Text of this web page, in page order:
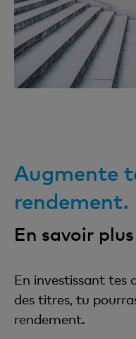
Augmente
rendement.
En savoir plus
En investissant tes
des titres, tu
rendement.